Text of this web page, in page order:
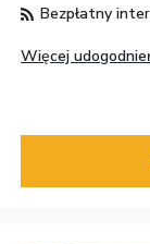
Bezpłatny
Więcej